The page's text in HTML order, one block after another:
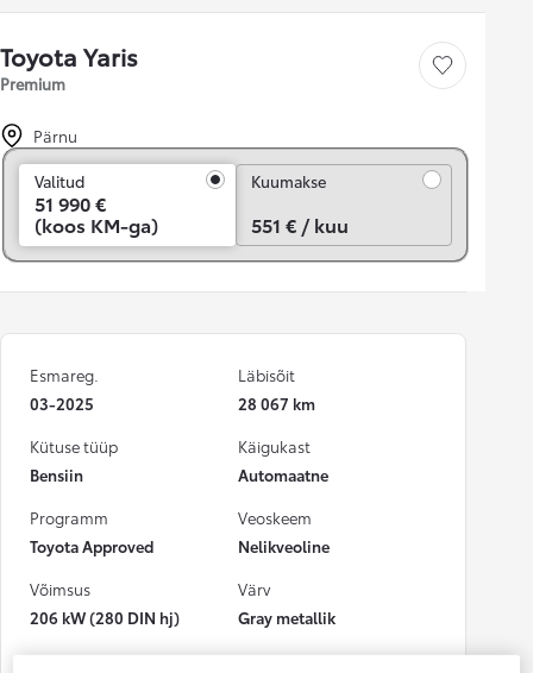
Toyota Yaris
Premium
Salvesta
Pärnu
Valitud
51 990 €
(koos KM-ga)
Kuumakse
551 € / kuu
Esmareg.
03-2025
Läbisõit
28 067 km
Kütuse tüüp
Bensiin
Käigukast
Automaatne
Programm
Toyota Approved
Veoskeem
Nelikveoline
Võimsus
206 kW (280 DIN hj)
Värv
Gray metallik